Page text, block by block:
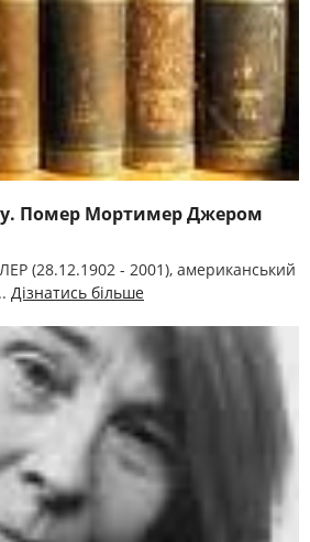
Помер Мортимер Джером
(28.12.1902 - 2001), американський
Дізнатись більше